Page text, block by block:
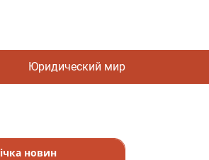
Юридический мир
новин